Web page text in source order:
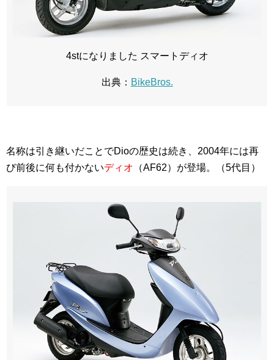
4stになりました スマートディオ
出典： BikeBros.
名称は引き継いだことでDioの歴史は続き、2004年には再
び前後に何も付かないディオ （AF62）が登場。（5代目）